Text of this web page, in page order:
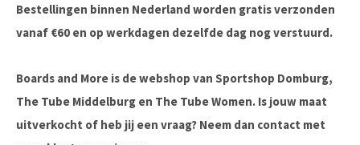
Bestellingen binnen Nederland worden gratis verzonden
vanaf €60 en op werkdagen dezelfde dag nog verstuurd.
Boards and More is de webshop van Sportshop Domburg,
The Tube Middelburg en The Tube Women. Is jouw maat
uitverkocht of heb jij een vraag? Neem dan contact met